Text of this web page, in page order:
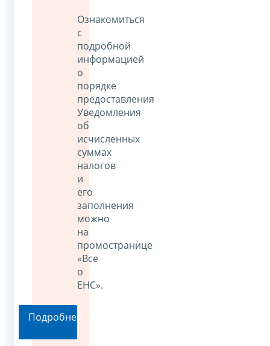
Ознакомиться
с
подробной
информацией
о
порядке
предоставления
Уведомления
об
исчисленных
суммах
налогов
и
его
заполнения
можно
на
промостранице
«Все
о
ЕНС».
Подробнее